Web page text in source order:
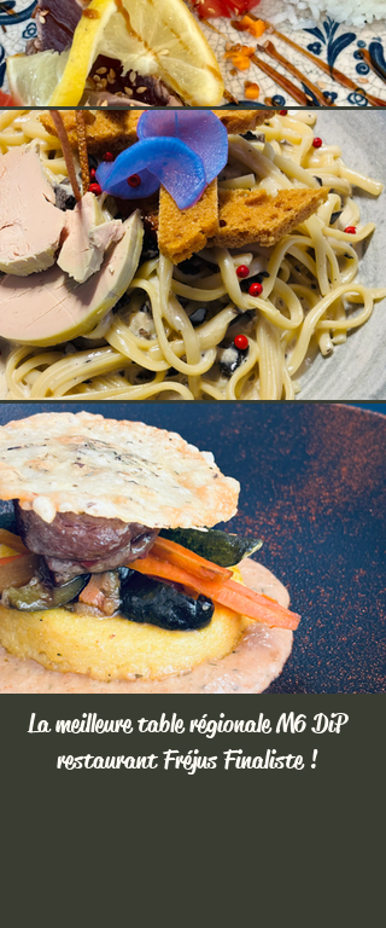
La meilleure table régionale M6 DiP
restaurant Fréjus Finaliste !